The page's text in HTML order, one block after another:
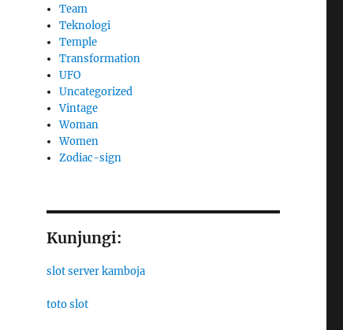
Team
Teknologi
Temple
Transformation
UFO
Uncategorized
Vintage
Woman
Women
Zodiac-sign
Kunjungi:
slot server kamboja
toto slot